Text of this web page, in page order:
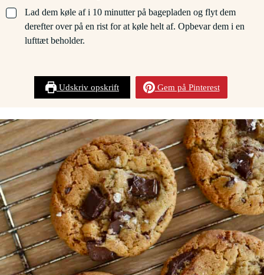
▢
Lad dem køle af i 10 minutter på bagepladen og flyt dem
derefter over på en rist for at køle helt af. Opbevar dem i en
lufttæt beholder.
Udskriv opskrift Gem på Pinterest